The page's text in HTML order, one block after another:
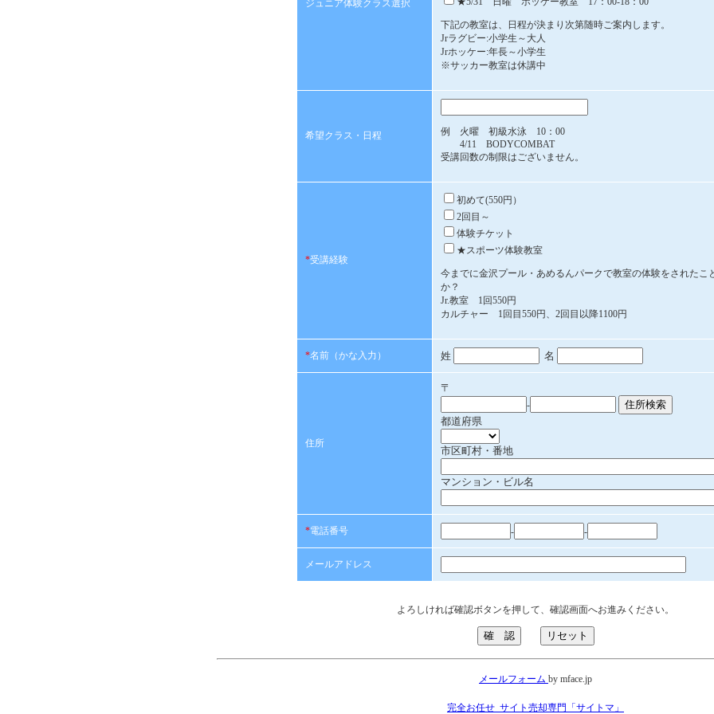
ジュニア体験クラス選択
下記の教室は、日程が決まり次第随時ご案内します。
Jrラグビー:小学生～大人
Jrホッケー:年長～小学生
※サッカー教室は休講中
希望クラス・日程
例 火曜 初級水泳 10：00
4/11 BODYCOMBAT
受講回数の制限はございません。
*受講経験
初めて(550円）
2回目～
体験チケット
★スポーツ体験教室
今までに金沢プール・あめるんパークで教室の体験をされたこ
か？
Jr.教室 1回550円
カルチャー 1回目550円、2回目以降1100円
*名前（かな入力） 姓 名
住所
〒
-
都道府県
市区町村・番地
マンション・ビル名
*電話番号 - -
メールアドレス
よろしければ確認ボタンを押して、確認画面へお進みください。
メールフォーム by mface.jp
完全お任せ_サイト売却専門「サイトマ」